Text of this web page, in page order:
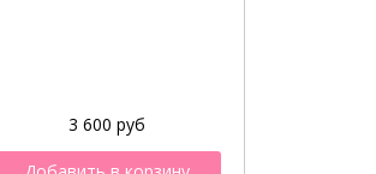
3 600 руб